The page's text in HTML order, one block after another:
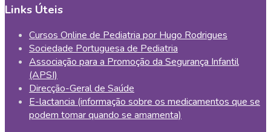
Links Úteis
Cursos Online de Pediatria por Hugo Rodrigues
Sociedade Portuguesa de Pediatria
Associação para a Promoção da Segurança Infantil
(APSI)
Direcção-Geral de Saúde
E-lactancia (informação sobre os medicamentos que se
podem tomar quando se amamenta)